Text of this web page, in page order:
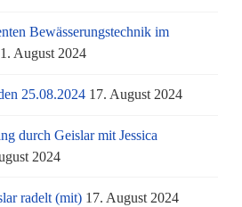
Bewässerungstechnik im
August 2024
25.08.2024 17. August 2024
durch Geislar mit Jessica
2024
radelt (mit) 17. August 2024